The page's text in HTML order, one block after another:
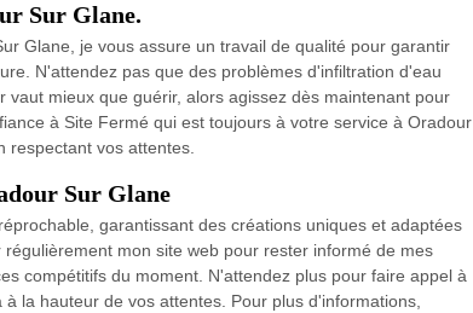
Sur Glane.
Glane, je vous assure un travail de qualité pour garantir
N'attendez pas que des problèmes d'infiltration d'eau
mieux que guérir, alors agissez dès maintenant pour
à Site Fermé qui est toujours à votre service à Oradour
respectant vos attentes.
Sur Glane
garantissant des créations uniques et adaptées
mon site web pour rester informé de mes
compétitifs du moment. N'attendez plus pour faire appel à
la hauteur de vos attentes. Pour plus d'informations,